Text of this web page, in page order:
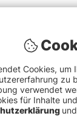
Cookies, um
zu
verwendet
für Inhalte
und